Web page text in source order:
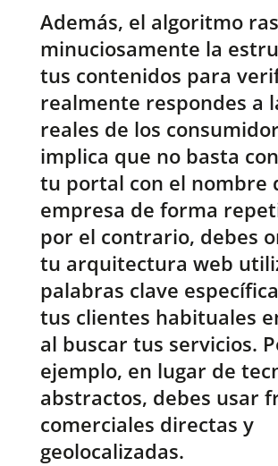
Además, el algoritmo
minuciosamente la
tus contenidos para
realmente respondes a
reales de los
implica que no basta
tu portal con el nombre
empresa de forma
por el contrario, debes
tu arquitectura web
palabras clave
tus clientes habituales
al buscar tus servicios.
ejemplo, en lugar de
abstractos, debes usar
comerciales directas y
geolocalizadas.